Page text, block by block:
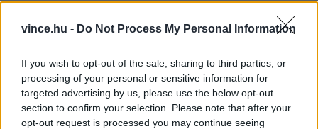
vince.hu - Do Not Process My Personal Information
If you wish to opt-out of the sale, sharing to third parties, or
processing of your personal or sensitive information for
targeted advertising by us, please use the below opt-out
section to confirm your selection. Please note that after your
opt-out request is processed you may continue seeing
leveleket blansírozzák (vízzel forrázzák), így azok
elveszítik csípő hatásukat. Ízük enyhén a spenótra
emlékeztet. Többféleképpen is felhasználják,
gyakran készül belőle krémleves, pesto és
különféle zöld szósz, de piték és palacsinták
töltelékeként, sőt kenyerekben vagy akár teaként